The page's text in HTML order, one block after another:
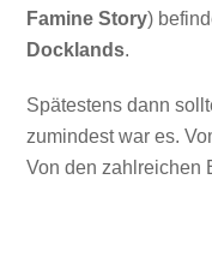
Famine Story)
Docklands.
Spätestens dann
zumindest war es.
Von den zahlreichen